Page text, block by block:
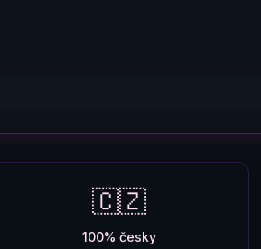
🇨🇿
100% česky